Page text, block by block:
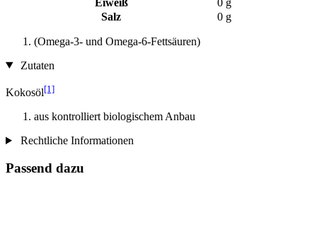
Salz
0 g
(Omega-3- und Omega-6-Fettsäuren)
Zutaten
Kokosöl[1]
aus kontrolliert biologischem Anbau
Rechtliche Informationen
Passend dazu